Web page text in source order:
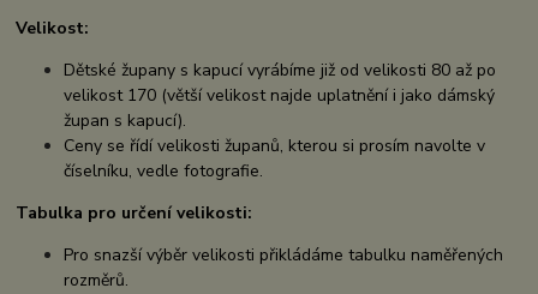
Velikost:
Dětské župany s kapucí vyrábíme již od velikosti 80 až po
velikost 170 (větší velikost najde uplatnění i jako dámský
župan s kapucí).
Ceny se řídí velikosti županů, kterou si prosím navolte v
číselníku, vedle fotografie.
Tabulka pro určení velikosti:
Pro snazší výběr velikosti přikládáme tabulku naměřených
rozměrů.